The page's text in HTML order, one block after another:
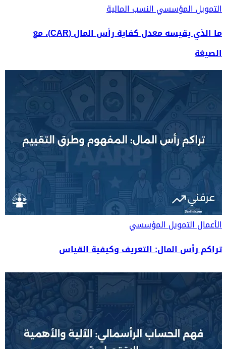
التمويل المؤسسيالنسب المالية
ما الذي يقيسه معدل كفاية رأس المال (CAR)، مع
الصيغة
الأعمالالتمويل المؤسسي
تراكم رأس المال: التعريف وكيفية القياس